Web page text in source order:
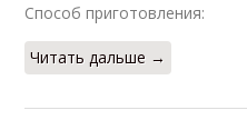
Способ приготовления:
Читать дальше →